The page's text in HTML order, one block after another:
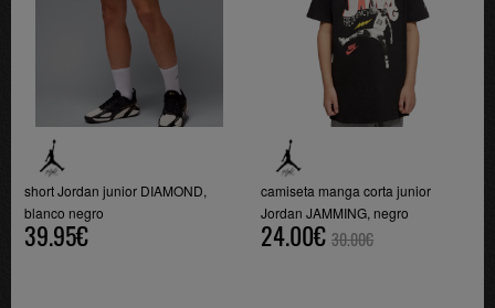
short Jordan junior DIAMOND,
blanco negro
39.95€
camiseta manga corta junior
Jordan JAMMING, negro
24.00€ 30.00€